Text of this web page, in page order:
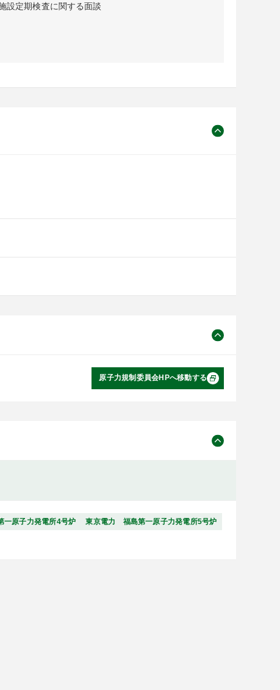
設定期検査に関する面談
原子力規制委員会HPへ移動する
原子力発電所4号炉
東京電力 福島第一原子力発電所5号炉